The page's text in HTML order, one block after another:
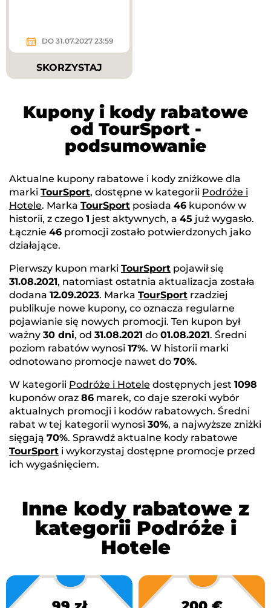
DO 31.07.2027 23:59
SKORZYSTAJ
Kupony i kody rabatowe
od TourSport -
podsumowanie
Aktualne kupony rabatowe i kody zniżkowe dla
marki TourSport, dostępne w kategorii Podróże i
Hotele. Marka TourSport posiada 46 kuponów w
historii, z czego 1 jest aktywnych, a 45 już wygasło.
Łącznie 46 promocji zostało potwierdzonych jako
działające.
Pierwszy kupon marki TourSport pojawił się
31.08.2021, natomiast ostatnia aktualizacja została
dodana 12.09.2023. Marka TourSport rzadziej
publikuje nowe kupony, co oznacza regularne
pojawianie się nowych promocji. Ten kupon był
ważny 30 dni, od 31.08.2021 do 01.08.2021. Średni
poziom rabatów wynosi 17%. W historii marki
odnotowano promocje nawet do 70%.
W kategorii Podróże i Hotele dostępnych jest 1098
kuponów oraz 86 marek, co daje szeroki wybór
aktualnych promocji i kodów rabatowych. Średni
rabat w tej kategorii wynosi 30%, a najwyższe zniżki
sięgają 70%. Sprawdź aktualne kody rabatowe
TourSport i wykorzystaj dostępne promocje przed
ich wygaśnięciem.
Inne kody rabatowe z
kategorii Podróże i
Hotele